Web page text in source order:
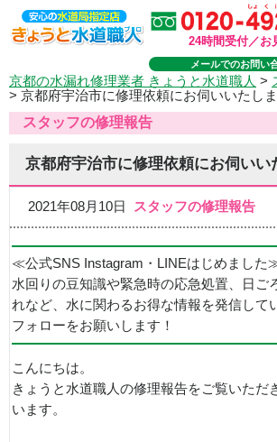
24時間受付／お
メールでのお問い
京都の水漏れ修理業者 きょうと水道職人 >
> 京都府宇治市に修理依頼にお伺いいたしま
スタッフの修理報告
京都府宇治市に修理依頼にお伺いい
2021年08月10日 スタッフの修理報告
≪公式SNS Instagram・LINEはじめました
水回りの豆知識や緊急時の応急処置、日ご
れなど、水に関わるお得な情報を発信して
フォローをお願いします！
こんにちは。
きょうと水道職人の修理報告をご覧いただ
います。